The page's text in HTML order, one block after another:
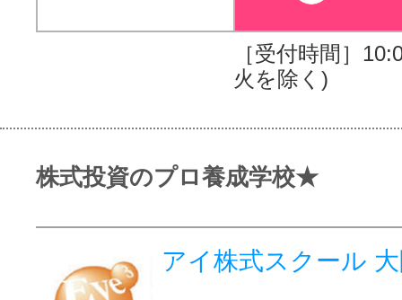
［受付時間］
火を除く)
株式投資のプロ養成学校★
アイ株式スクール